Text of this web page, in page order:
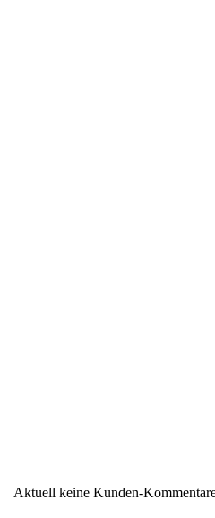
Aktuell keine Kunden-